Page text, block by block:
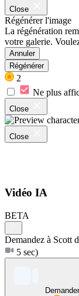
Close
Régénérer l'image
La régénération
votre galerie.
Annuler
Régénérer
2
Ne plus
Close
Close
Vidéo IA
BETA
Demandez à Scott
5 sec)